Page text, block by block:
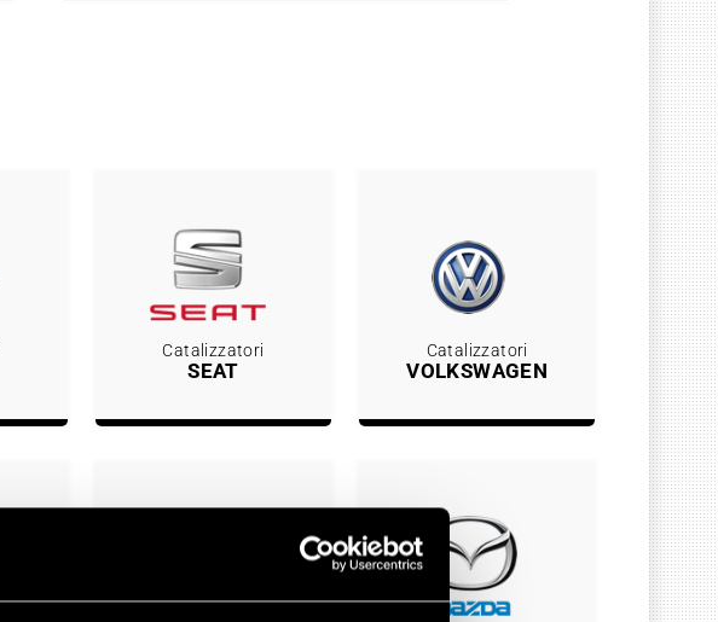
Catalizzatori
SEAT
Catalizzatori
VOLKSWAGEN